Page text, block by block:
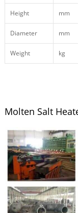
Height mm
Diameter mm
Weight kg
Molten Salt